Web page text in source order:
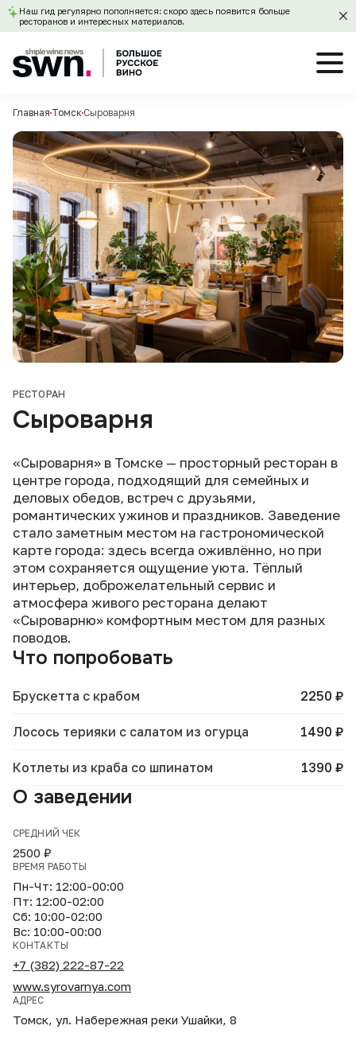
Наш гид регулярно пополняется: скоро здесь появится больше
ресторанов и интересных материалов.
Главная Томск Сыроварня
РЕСТОРАН
Сыроварня
«Сыроварня» в Томске — просторный ресторан в
центре города, подходящий для семейных и
деловых обедов, встреч с друзьями,
романтических ужинов и праздников. Заведение
стало заметным местом на гастрономической
карте города: здесь всегда оживлённо, но при
этом сохраняется ощущение уюта. Тёплый
интерьер, доброжелательный сервис и
атмосфера живого ресторана делают
«Сыроварню» комфортным местом для разных
поводов.
Что попробовать
Брускетта с крабом 2250 ₽
Лосось терияки с салатом из огурца 1490 ₽
Котлеты из краба со шпинатом 1390 ₽
О заведении
СРЕДНИЙ ЧЕК
2500 ₽
ВРЕМЯ РАБОТЫ
Пн-Чт: 12:00-00:00
Пт: 12:00-02:00
Сб: 10:00-02:00
Вс: 10:00-00:00
КОНТАКТЫ
+7 (382) 222-87-22
www.syrovarnya.com
АДРЕС
Томск, ул. Набережная реки Ушайки, 8